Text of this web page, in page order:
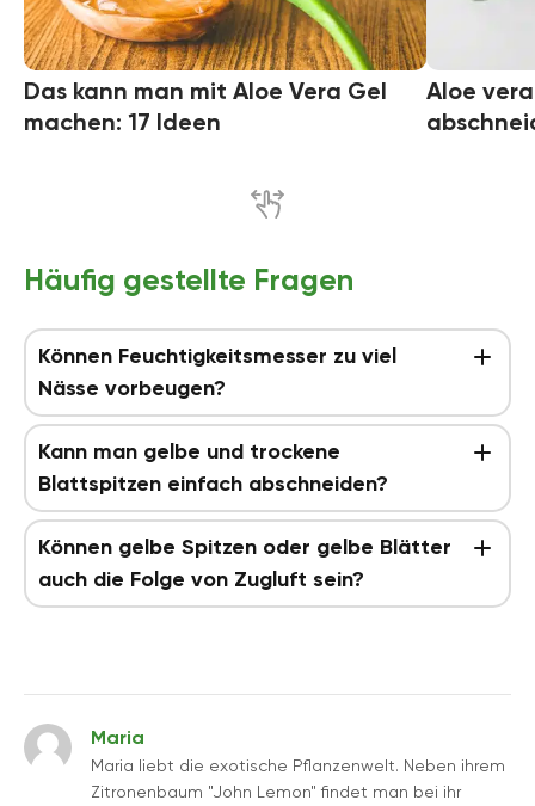
Das kann man mit Aloe Vera Gel
machen: 17 Ideen
Aloe
Häufig gestellte Fragen
Können Feuchtigkeitsmesser zu viel
Nässe vorbeugen?
Kann man gelbe und trockene
Blattspitzen einfach abschneiden?
Können gelbe Spitzen oder gelbe Blätter
auch die Folge von Zugluft sein?
Maria
Maria liebt die exotische Pflanzenwelt. Neben ihrem
Zitronenbaum "John Lemon" findet man bei ihr